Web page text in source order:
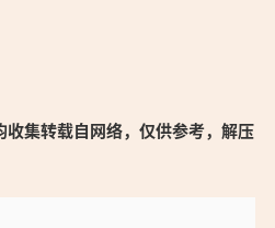
集转载自网络，仅供参考，解压